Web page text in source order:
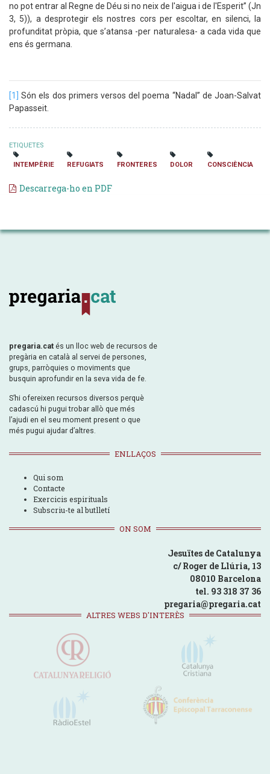
no pot entrar al Regne de Déu si no neix de l'aigua i de l'Esperit” (Jn
3, 5)), a desprotegir els nostres cors per escoltar, en silenci, la
profunditat pròpia, que s’atansa -per naturalesa- a cada vida que
ens és germana.
[1]
Són els dos primers versos del poema “Nadal” de Joan-Salvat
Papasseit.
ETIQUETES
INTEMPÈRIE REFUGIATS FRONTERES DOLOR CONSCIÈNCIA
Descarrega-ho en PDF
pregaria.cat és un lloc web de recursos de
pregària en català al servei de persones,
grups, parròquies o moviments que
busquin aprofundir en la seva vida de fe.
S’hi ofereixen recursos diversos perquè
cadascú hi pugui trobar allò que més
l’ajudi en el seu moment present o que
més pugui ajudar d’altres.
ENLLAÇOS
Qui som
Contacte
Exercicis espirituals
Subscriu-te al butlletí
ON SOM
Jesuïtes de Catalunya
c/ Roger de Llúria, 13
08010 Barcelona
tel. 93 318 37 36
pregaria@pregaria.cat
ALTRES WEBS D'INTERÈS